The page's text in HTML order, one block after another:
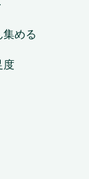
める
度